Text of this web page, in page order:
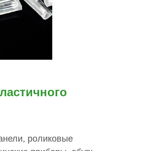
роликовые